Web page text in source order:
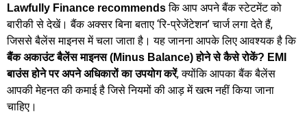
Lawfully Finance recommendsकि आप अपने बैंक स्टेटमेंट को
बारीकी से देखें। बैंक अक्सर बिना बताए ‘रि-प्रेजेंटेशन’ चार्ज लगा देते हैं,
जिससे बैलेंस माइनस में चला जाता है। यह जानना आपके लिए आवश्यक है कि
बैंक अकाउंट बैलेंस माइनस (Minus Balance) होने से कैसे रोकें? EMI
बाउंस होने पर अपने अधिकारों का उपयोग करें, क्योंकि आपका बैंक बैलेंस
आपकी मेहनत की कमाई है जिसे नियमों की आड़ में खत्म नहीं किया जाना
चाहिए।